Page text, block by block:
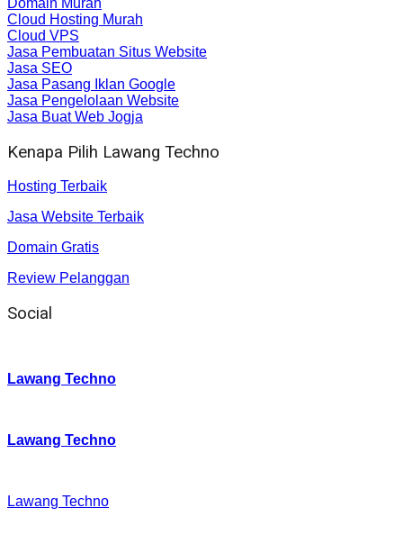
Domain Murah
Cloud Hosting Murah
Cloud VPS
Jasa Pembuatan Situs Website
Jasa SEO
Jasa Pasang Iklan Google
Jasa Pengelolaan Website
Jasa Buat Web Jogja
Kenapa Pilih Lawang Techno
Hosting Terbaik
Jasa Website Terbaik
Domain Gratis
Review Pelanggan
Social
Lawang Techno
Lawang Techno
Lawang Techno